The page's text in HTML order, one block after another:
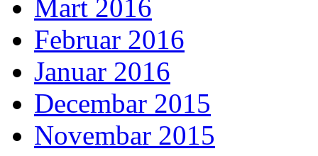
Mart 2016
Februar 2016
Januar 2016
Decembar 2015
Novembar 2015